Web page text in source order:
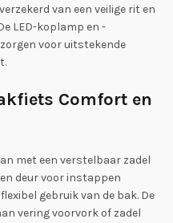
van een veilige rit en
LED-koplamp en -
voor uitstekende
Comfort en
met een verstelbaar zadel
deur voor instappen
gebruik van de bak. De
vering voorvork of zadel